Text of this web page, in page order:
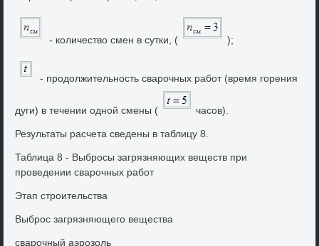
- количествο смен в сутки, ( );
- продοлжительность сварочных работ (время горения
дуги) в течении одной смены ( часов).
Результаты расчета сведены в таблицу 8.
Таблица 8 - Выбросы загрязняющих веществ при
проведении сварочных работ
Этап строительства
Выброс загрязняющего вещества
сварочный аэрозоль